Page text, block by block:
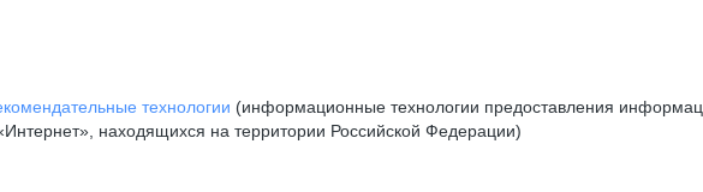
технологии (информационные технологии предоставления
находящихся на территории Российской Федерации)